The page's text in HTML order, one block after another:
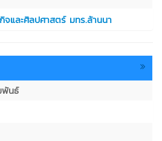
จและศิลปศาสตร์ มทร.ล้านนา
พันธ์